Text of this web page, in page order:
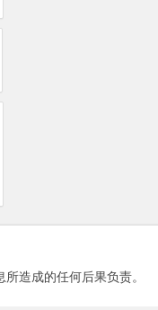
造成的任何后果负责。